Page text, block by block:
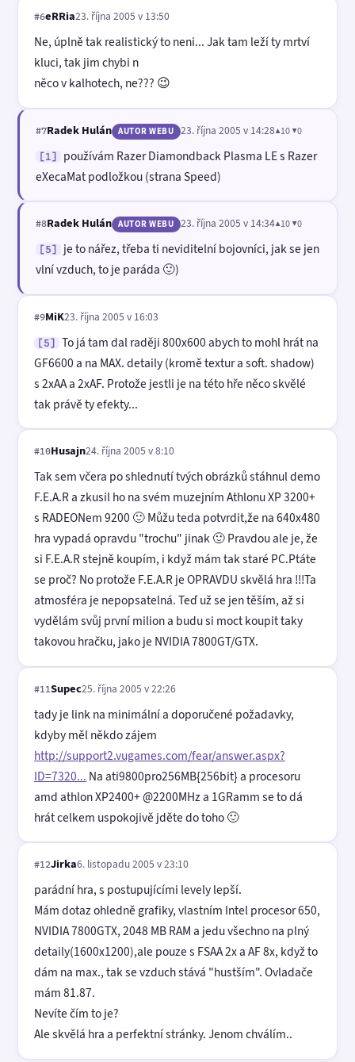
#6eRRia23. října 2005 v 13:50
Ne, úplně tak realistický to neni... Jak tam leží ty mrtví
kluci, tak jim chybi n
něco v kalhotech, ne??? 😉
#7Radek Hulán AUTOR WEBU 23. října 2005 v 14:28▲10 ▼0
[1]
používám Razer Diamondback Plasma LE s Razer
eXecaMat podložkou (strana Speed)
#8Radek Hulán AUTOR WEBU 23. října 2005 v 14:34▲10 ▼0
[5]
je to nářez, třeba ti neviditelní bojovníci, jak se jen
vlní vzduch, to je paráda 🙂)
#9MiK23. října 2005 v 16:03
[5]
To já tam dal raději 800x600 abych to mohl hrát na
GF6600 a na MAX. detaily (kromě textur a soft. shadow)
s 2xAA a 2xAF. Protože jestli je na této hře něco skvělé
tak právě ty efekty...
#10Husajn24. října 2005 v 8:10
Tak sem včera po shlednutí tvých obrázků stáhnul demo
F.E.A.R a zkusil ho na svém muzejním Athlonu XP 3200+
s RADEONem 9200 🙂 Můžu teda potvrdit,že na 640x480
hra vypadá opravdu "trochu" jinak 🙂 Pravdou ale je, že
si F.E.A.R stejně koupím, i když mám tak staré PC.Ptáte
se proč? No protože F.E.A.R je OPRAVDU skvělá hra !!!Ta
atmosféra je nepopsatelná. Teď už se jen těším, až si
vydělám svůj první milion a budu si moct koupit taky
takovou hračku, jako je NVIDIA 7800GT/GTX.
#11Supec25. října 2005 v 22:26
tady je link na minimální a doporučené požadavky,
kdyby měl někdo zájem
http://support2.vugames.com/fear/answer.aspx?
ID=7320... Na ati9800pro256MB{256bit} a procesoru
amd athlon XP2400+ @2200MHz a 1GRamm se to dá
hrát celkem uspokojivě jděte do toho 🙂
#12Jirka6. listopadu 2005 v 23:10
parádní hra, s postupujícími levely lepší.
Mám dotaz ohledně grafiky, vlastním Intel procesor 650,
NVIDIA 7800GTX, 2048 MB RAM a jedu všechno na plný
detaily(1600x1200),ale pouze s FSAA 2x a AF 8x, když to
dám na max., tak se vzduch stává "hustším". Ovladače
mám 81.87.
Nevíte čím to je?
Ale skvělá hra a perfektní stránky. Jenom chválím..